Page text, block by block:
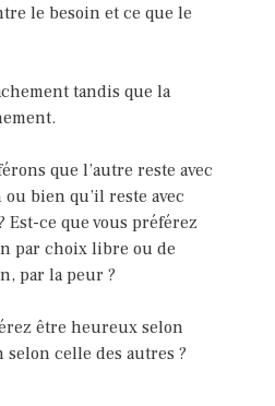
le besoin et ce que le
tandis que la
que l’autre reste avec
bien qu’il reste avec
ce que vous préférez
par choix libre ou de
par la peur ?
être heureux selon
celle des autres ?